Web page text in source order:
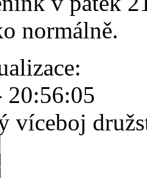
normálně.
20:56:05
víceboj